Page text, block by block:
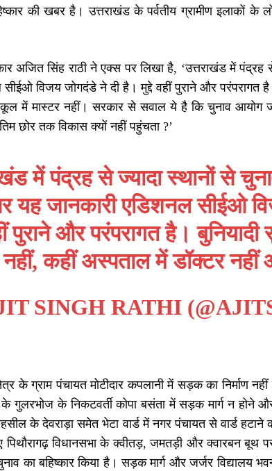
की खबर है। उत्तराखंड के पर्वतीय ग्रामीण इलाकों
अजित सिंह राठी ने एक्स पर लिखा है, ‘उत्तराखंड में पंद्रह
सीईओ विजय जोगदंडे ने दी है। मुद्दे वहीं पुराने और
में मास्टर नहीं। सरकार से सवाल ये है कि चुनाव आयोग
छोर तक विकास क्यों नहीं पहुंचता ?’
में पंद्रह से ज्यादा स्थानों से
यह जानकारी एडिशनल सीईओ
पुराने और परंपरागत है।
कहीं अस्पताल में डॉक्टर
SINGH RATHI
के ग्राम पंचायत मोटीदार कपलानी में सड़क का निर्माण
गुलरभोज के निकटवर्ती कोपा बसंता में सड़क मार्ग न होने
के देवराड़ा समेत भेटा वार्ड में नगर पंचायत से वार्ड
पिथौरागढ़ विधानसभा के क्वीतड़, जमतड़ी और क्वारबन बूथ
का बहिष्कार किया है। सड़क मार्ग और जर्जर